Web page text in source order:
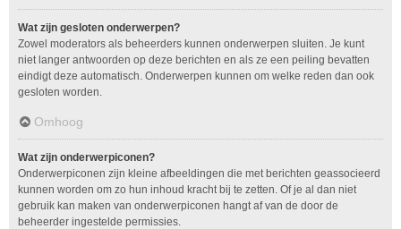
Wat zijn gesloten onderwerpen?
Zowel moderators als beheerders kunnen onderwerpen sluiten. Je kunt
niet langer antwoorden op deze berichten en als ze een peiling bevatten
eindigt deze automatisch. Onderwerpen kunnen om welke reden dan ook
gesloten worden.
Omhoog
Wat zijn onderwerpiconen?
Onderwerpiconen zijn kleine afbeeldingen die met berichten geassocieerd
kunnen worden om zo hun inhoud kracht bij te zetten. Of je al dan niet
gebruik kan maken van onderwerpiconen hangt af van de door de
beheerder ingestelde permissies.